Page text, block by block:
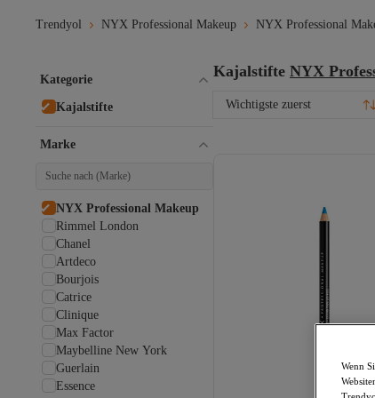
Trendyol NYX Professional Makeup NYX Professional
Kajalstifte NYX
Wichtigste zuerst
Kategorie
Kajalstifte
Marke
NYX Professional Makeup
Rimmel London
Chanel
Artdeco
Bourjois
Catrice
Clinique
Max Factor
Maybelline New York
Guerlain
Essence
Wenn